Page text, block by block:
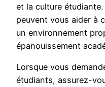
et la culture
peuvent vous aider à
un environnement
épanouissement
Lorsque vous
étudiants, assurez-